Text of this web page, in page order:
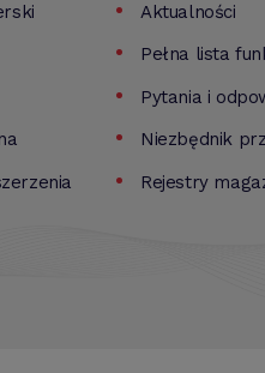
Aktualności
Pełna lista
Pytania i
Niezbędnik
Rejestry